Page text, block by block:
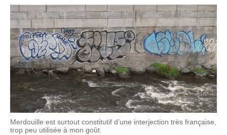
Merdouille est surtout constitutif d’une interjection très française,
trop peu utilisée à mon goût.